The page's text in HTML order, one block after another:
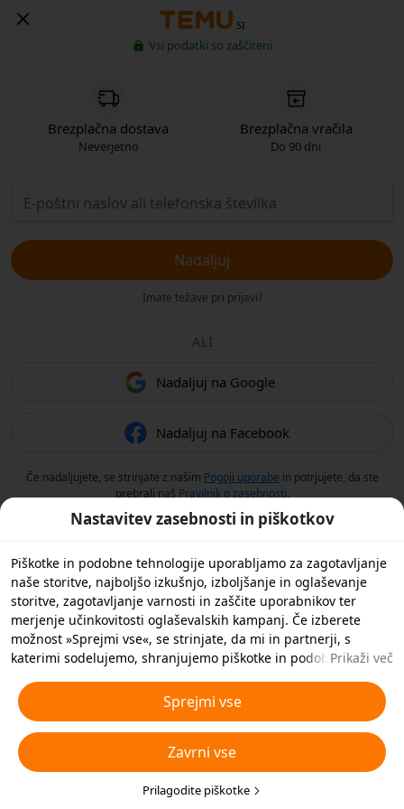
SI
Vsi podatki so zaščiteni
Brezplačna dostava
Neverjetno
Brezplačna vračila
Do 90 dni
Nadaljuj
Imate težave pri prijavi?
ALI
Nadaljuj na Google
Nadaljuj na Facebook
Če nadaljujete, se strinjate z našim Pogoji uporabe in potrjujete, da ste
prebrali naš Pravilnik o zasebnosti.
Nastavitev zasebnosti in piškotkov
Piškotke in podobne tehnologije uporabljamo za zagotavljanje
naše storitve, najboljšo izkušnjo, izboljšanje in oglaševanje
storitve, zagotavljanje varnosti in zaščite uporabnikov ter
merjenje učinkovitosti oglaševalskih kampanj. Če izberete
možnost »Sprejmi vse«, se strinjate, da mi in partnerji, s
katerimi sodelujemo, shranjujemo piškotke in podobne
na »Prilagodi piškotke« spodaj ali kadar koli v nastavitvah
zasebnosti lahko zavrnete vse nebistvene piškotke ali izberete,
katere vrste piškotkov želite sprejeti ali onemogočiti. Za več
podrobnosti si oglejte našPravilnik o piškotkih in podobnih
tehnologijah.
Prikaži več
Sprejmi vse
Zavrni vse
Prilagodite piškotke